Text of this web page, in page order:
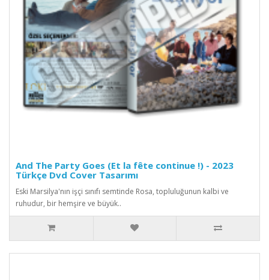
And The Party Goes (Et la fête continue !) - 2023
Türkçe Dvd Cover Tasarımı
Eski Marsilya'nın işçi sınıfı semtinde Rosa, topluluğunun kalbi ve
ruhudur, bir hemşire ve büyük..